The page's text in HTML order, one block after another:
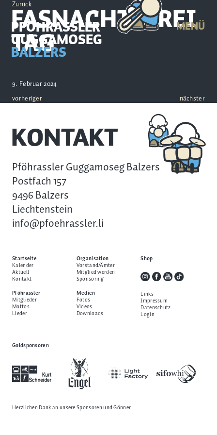
PFÖHRASSLER
GUGGAMOSEG
BALZERS
MENÜ
Zurück
FASNACHTSFREI
TAG
9. Februar 2024
vorheriger
nächster
KONTAKT
Pföhrassler Guggamoseg Balzers
Postfach 157
9496 Balzers
Liechtenstein
info@pfoehrassler.li
Startseite
Kalender
Aktuell
Kontakt
Pföhrassler
Mitglieder
Mottos
Lieder
Organisation
Vorstand/Ämter
Mitglied werden
Sponsoring
Medien
Fotos
Videos
Downloads
Shop
Links
Impressum
Datenschutz
Login
Goldsponsoren
Herzlichen Dank an unsereSponsoren und Gönner.